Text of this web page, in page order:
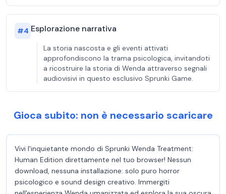
#4 Esplorazione narrativa
La storia nascosta e gli eventi attivati
approfondiscono la trama psicologica, invitandoti
a ricostruire la storia di Wenda attraverso segnali
audiovisivi in questo esclusivo Sprunki Game.
Gioca subito: non è necessario scaricare
Vivi l'inquietante mondo di Sprunki Wenda Treatment:
Human Edition direttamente nel tuo browser! Nessun
download, nessuna installazione: solo puro horror
psicologico e sound design creativo. Immergiti